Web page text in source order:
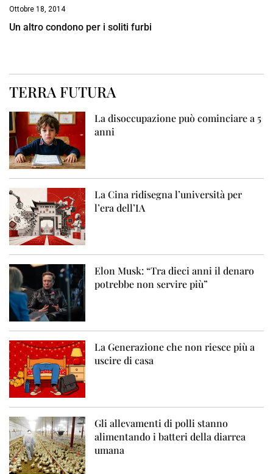
Ottobre 18, 2014
Un altro condono per i soliti furbi
TERRA FUTURA
La disoccupazione può cominciare a 5
anni
La Cina ridisegna l’università per
l’era dell’IA
Elon Musk: “Tra dieci anni il denaro
potrebbe non servire più”
La Generazione che non riesce più a
uscire di casa
Gli allevamenti di polli stanno
alimentando i batteri della diarrea
umana